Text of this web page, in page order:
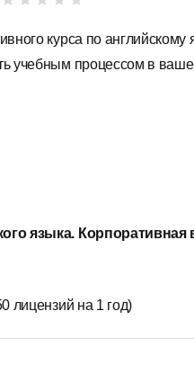
курса по английскому
учебным процессом в
языка. Корпоративная
лицензий на 1 год)